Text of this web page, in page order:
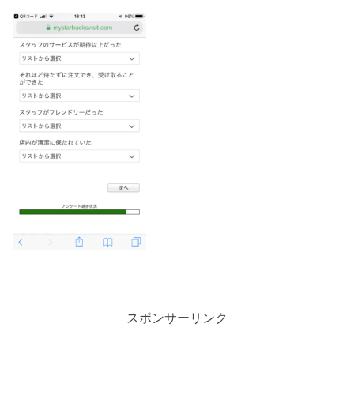
スポンサーリンク